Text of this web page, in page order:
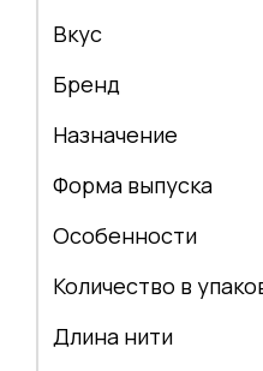
Вкус
Бренд
Назначение
Форма выпуска
Особенности
Количество в
Длина нити